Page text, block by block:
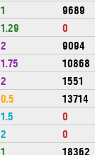
1 9689
1.29 0
2 9094
1.75 10868
2 1551
0.5 13714
1.5 0
2 0
1 18362